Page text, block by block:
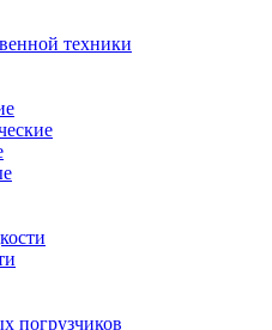
техники
погрузчиков